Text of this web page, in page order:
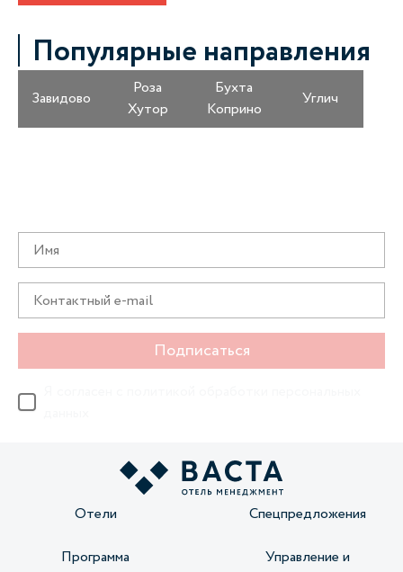
Популярные направления
Завидово
Роза
Хутор
Бухта
Коприно
Углич
Подписаться
Отели Спецпредложения
Программа
Управление и